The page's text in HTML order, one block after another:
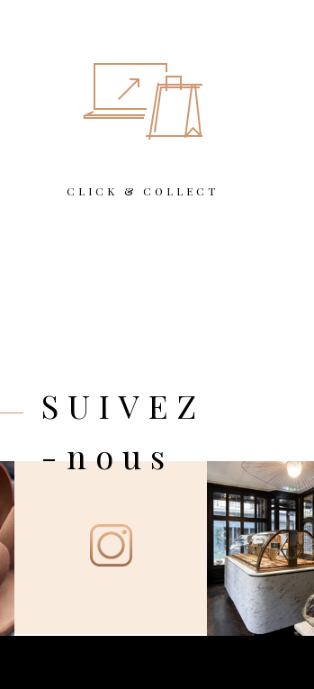
CLICK & COLLECT
SUIVEZ
-nous